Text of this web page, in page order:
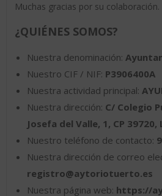
Muchas gracias por su colaboración.
¿QUIÉNES SOMOS?
Nuestra denominación:
Nuestro CIF / NIF: P3906400A
Nuestra actividad principal:
Nuestra dirección: C/ Colegio
Josefa del Valle, 1, CP
Nuestro teléfono de contacto:
Nuestra dirección de correo
registro@aytoriotuerto.es
Nuestra página web: https://